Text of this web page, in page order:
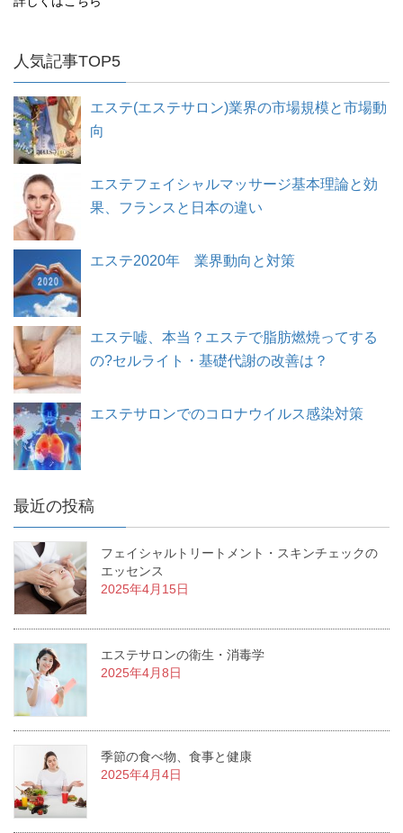
人気記事TOP5
エステ(エステサロン)業界の市場規模と市場動
向
エステフェイシャルマッサージ基本理論と効
果、フランスと日本の違い
エステ2020年 業界動向と対策
エステ嘘、本当？エステで脂肪燃焼ってする
の?セルライト・基礎代謝の改善は？
エステサロンでのコロナウイルス感染対策
最近の投稿
フェイシャルトリートメント・スキンチェックの
エッセンス
2025年4月15日
エステサロンの衛生・消毒学
2025年4月8日
季節の食べ物、食事と健康
2025年4月4日